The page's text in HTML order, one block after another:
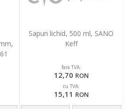
Sapun lichid, 500 ml, SANO
Keff
fara TVA:
12,70 RON
cu TVA:
15,11 RON